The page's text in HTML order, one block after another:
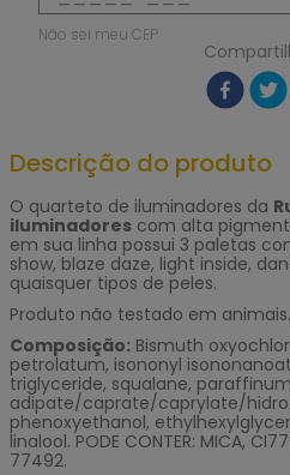
Não sei meu CEP
Descrição do produto
O quarteto de iluminadores da
iluminadores com alta
em sua linha possui 3 paletas
show, blaze daze, light inside,
quaisquer tipos de peles.
Produto não testado em animais.
Composição: Bismuth
petrolatum, isononyl
triglyceride, squalane,
adipate/caprate/caprylate/
phenoxyethanol,
linalool. PODE CONTER: MICA,
77492.